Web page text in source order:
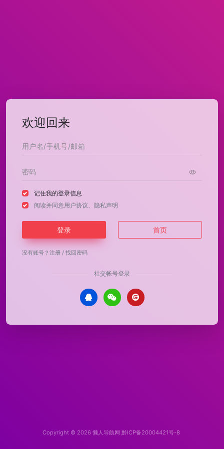
欢迎回来
记住我的登录信息
阅读并同意用户协议 隐私声明
登录 首页
没有账号？ 注册 / 找回密码
社交帐号登录
Copyright © 2026 懒人导航网 黔ICP备20004421号-8